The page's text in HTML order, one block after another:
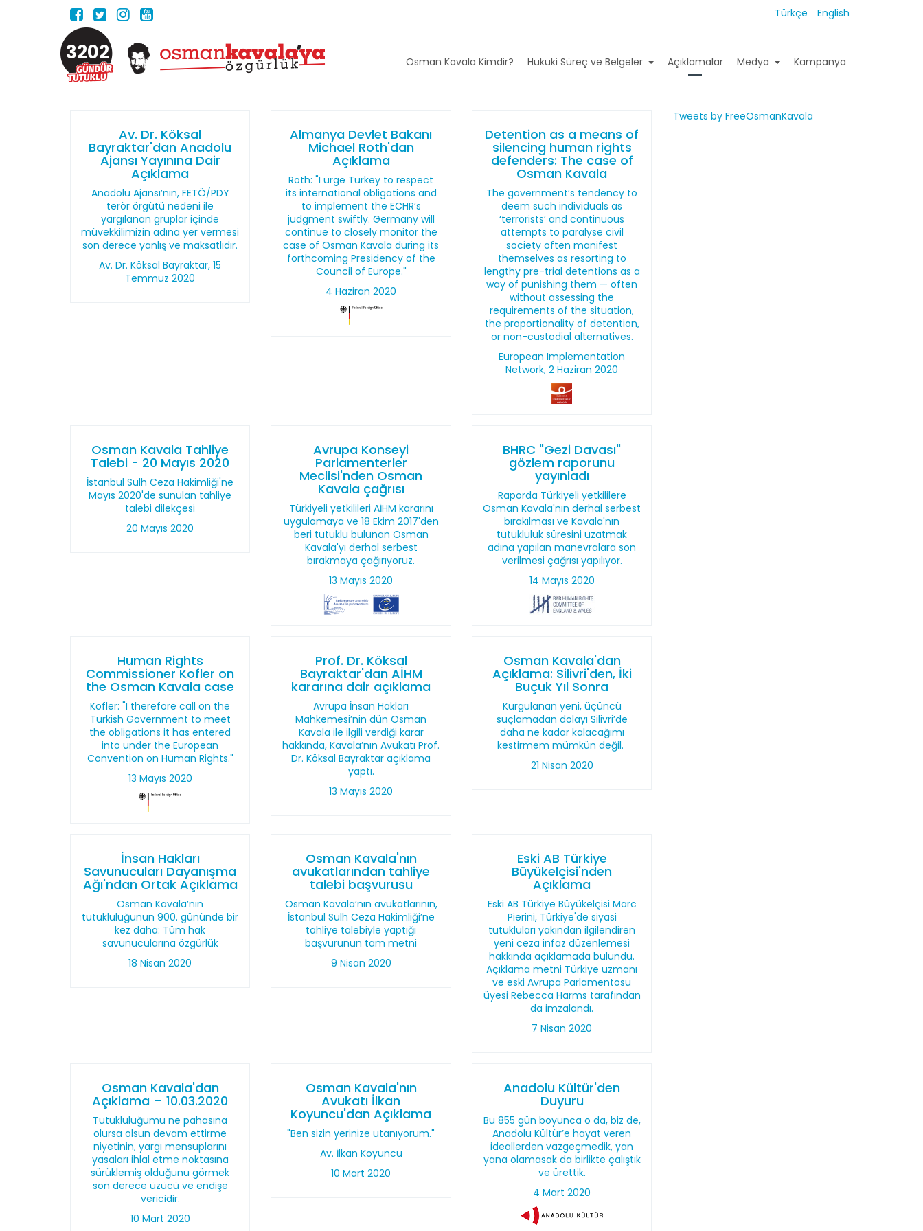
Türkçe English
3202 Osman Kavala Kimdir? Hukuki Süreç ve Belgeler Açıklamalar Medya Kampanya
Av. Dr. Köksal
Bayraktar'dan Anadolu
Ajansı Yayınına Dair
Açıklama
Anadolu Ajansı’nın, FETÖ/PDY
terör örgütü nedeni ile
yargılanan gruplar içinde
müvekkilimizin adına yer vermesi
son derece yanlış ve maksatlıdır.
Av. Dr. Köksal Bayraktar, 15
Temmuz 2020
Almanya Devlet Bakanı
Michael Roth'dan
Açıklama
Roth: "I urge Turkey to respect
its international obligations and
to implement the ECHR’s
judgment swiftly. Germany will
continue to closely monitor the
case of Osman Kavala during its
forthcoming Presidency of the
Council of Europe."
4 Haziran 2020
Detention as a means of
silencing human rights
defenders: The case of
Osman Kavala
The government’s tendency to
deem such individuals as
‘terrorists’ and continuous
attempts to paralyse civil
society often manifest
themselves as resorting to
lengthy pre-trial detentions as a
way of punishing them — often
without assessing the
requirements of the situation,
the proportionality of detention,
or non-custodial alternatives.
European Implementation
Network, 2 Haziran 2020
Osman Kavala Tahliye
Talebi - 20 Mayıs 2020
İstanbul Sulh Ceza Hakimliği'ne
Mayıs 2020'de sunulan tahliye
talebi dilekçesi
20 Mayıs 2020
Avrupa Konseyi
Parlamenterler
Meclisi'nden Osman
Kavala çağrısı
Türkiyeli yetkilileri AİHM kararını
uygulamaya ve 18 Ekim 2017'den
beri tutuklu bulunan Osman
Kavala'yı derhal serbest
bırakmaya çağırıyoruz.
13 Mayıs 2020
BHRC "Gezi Davası"
gözlem raporunu
yayınladı
Raporda Türkiyeli yetkililere
Osman Kavala'nın derhal serbest
bırakılması ve Kavala'nın
tutukluluk süresini uzatmak
adına yapılan manevralara son
verilmesi çağrısı yapılıyor.
14 Mayıs 2020
Human Rights
Commissioner Kofler on
the Osman Kavala case
Kofler: "I therefore call on the
Turkish Government to meet
the obligations it has entered
into under the European
Convention on Human Rights."
13 Mayıs 2020
Prof. Dr. Köksal
Bayraktar'dan AİHM
kararına dair açıklama
Avrupa İnsan Hakları
Mahkemesi’nin dün Osman
Kavala ile ilgili verdiği karar
hakkında, Kavala’nın Avukatı Prof.
Dr. Köksal Bayraktar açıklama
yaptı.
13 Mayıs 2020
Osman Kavala'dan
Açıklama: Silivri'den, İki
Buçuk Yıl Sonra
Kurgulanan yeni, üçüncü
suçlamadan dolayı Silivri’de
daha ne kadar kalacağımı
kestirmem mümkün değil.
21 Nisan 2020
İnsan Hakları
Savunucuları Dayanışma
Ağı'ndan Ortak Açıklama
Osman Kavala’nın
tutukluluğunun 900. gününde bir
kez daha: Tüm hak
savunucularına özgürlük
18 Nisan 2020
Osman Kavala'nın
avukatlarından tahliye
talebi başvurusu
Osman Kavala’nın avukatlarının,
İstanbul Sulh Ceza Hakimliği’ne
tahliye talebiyle yaptığı
başvurunun tam metni
9 Nisan 2020
Eski AB Türkiye
Büyükelçisi'nden
Açıklama
Eski AB Türkiye Büyükelçisi Marc
Pierini, Türkiye'de siyasi
tutukluları yakından ilgilendiren
yeni ceza infaz düzenlemesi
hakkında açıklamada bulundu.
Açıklama metni Türkiye uzmanı
ve eski Avrupa Parlamentosu
üyesi Rebecca Harms tarafından
da imzalandı.
7 Nisan 2020
Osman Kavala'dan
Açıklama – 10.03.2020
Tutukluluğumu ne pahasına
olursa olsun devam ettirme
niyetinin, yargı mensuplarını
yasaları ihlal etme noktasına
sürüklemiş olduğunu görmek
son derece üzücü ve endişe
vericidir.
10 Mart 2020
Osman Kavala'nın
Avukatı İlkan
Koyuncu'dan Açıklama
"Ben sizin yerinize utanıyorum."
Av. İlkan Koyuncu
10 Mart 2020
Anadolu Kültür'den
Duyuru
Bu 855 gün boyunca o da, biz de,
Anadolu Kültür’e hayat veren
ideallerden vazgeçmedik, yan
yana olamasak da birlikte çalıştık
ve ürettik.
4 Mart 2020
Tweets by FreeOsmanKavala